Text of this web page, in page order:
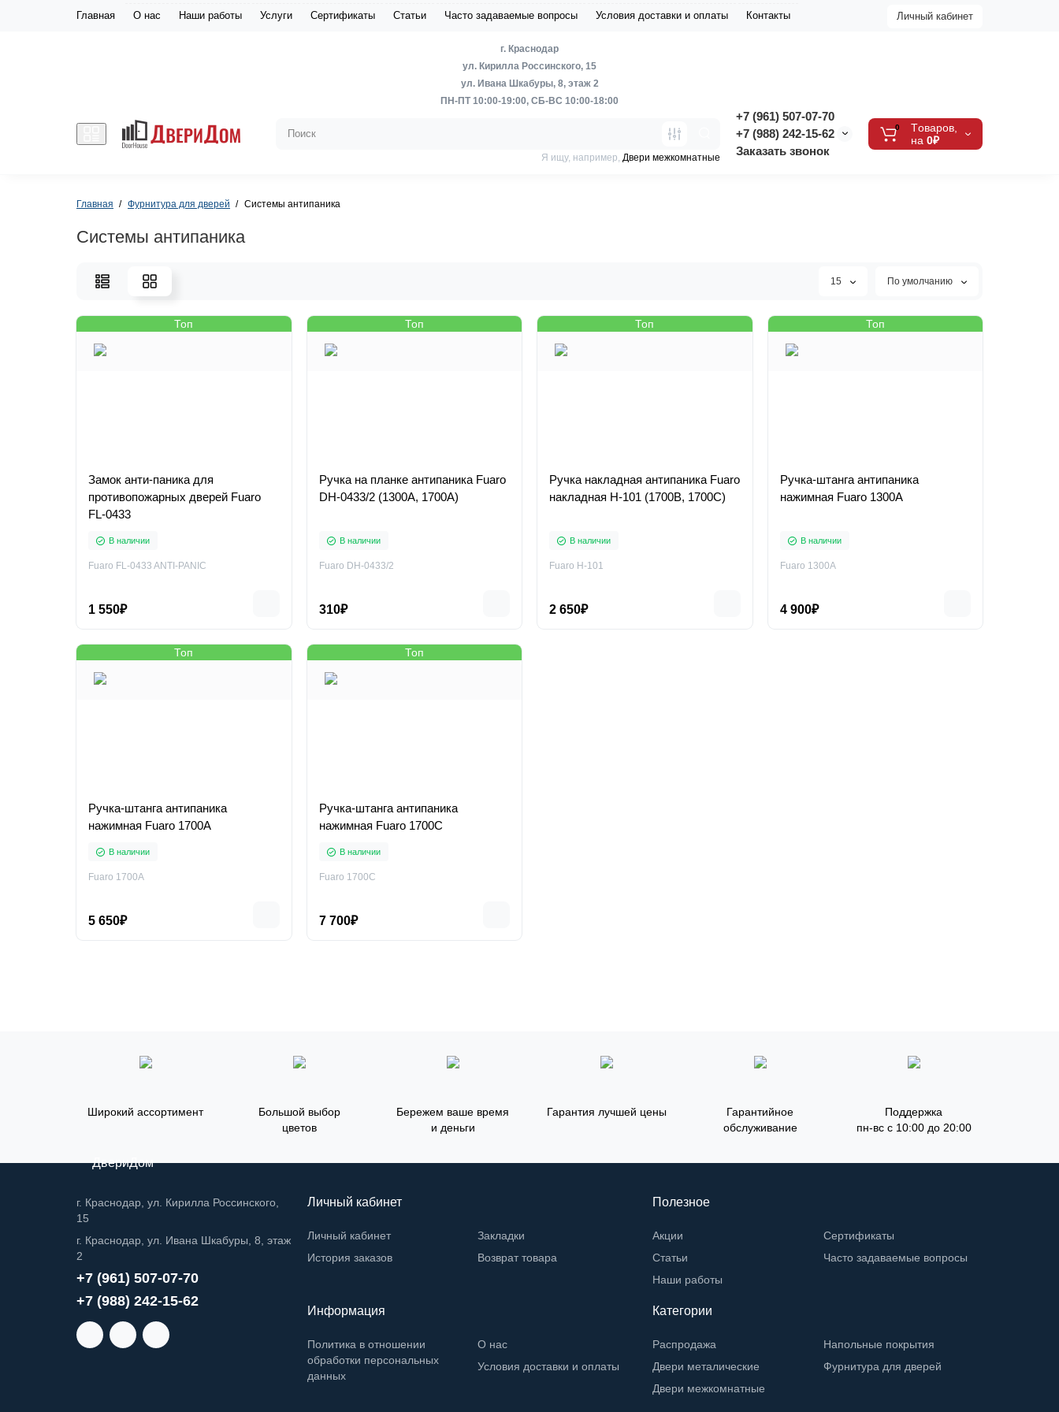
Главная О нас Наши работы Услуги Сертификаты Статьи Часто задаваемые вопросы Условия доставки и оплаты Контакты Личный кабинет
г. Краснодар
ул. Кирилла Россинского, 15
ул. Ивана Шкабуры, 8, этаж 2
ПН-ПТ 10:00-19:00, СБ-ВС 10:00-18:00
+7 (961) 507-07-70
+7 (988) 242-15-62
Заказать звонок
Я ищу, например, Двери межкомнатные
0
Tоваров,
на 0₽
Главная Фурнитура для дверей Системы антипаника
Системы антипаника
15 По умолчанию
Топ
Замок анти-паника для
противопожарных дверей Fuaro
FL-0433
В наличии
Fuaro FL-0433 ANTI-PANIC
1 550₽
Топ
Ручка на планке антипаника Fuaro
DH-0433/2 (1300А, 1700A)
В наличии
Fuaro DH-0433/2
310₽
Топ
Ручка накладная антипаника Fuaro
накладная H-101 (1700В, 1700С)
В наличии
Fuaro H-101
2 650₽
Топ
Ручка-штанга антипаника
нажимная Fuaro 1300А
В наличии
Fuaro 1300А
4 900₽
Топ
Ручка-штанга антипаника
нажимная Fuaro 1700А
В наличии
Fuaro 1700А
5 650₽
Топ
Ручка-штанга антипаника
нажимная Fuaro 1700С
В наличии
Fuaro 1700C
7 700₽
Широкий ассортимент
Большой выбор
цветов
Бережем ваше время
и деньги
Гарантия лучшей цены
Гарантийное
обслуживание
Поддержка
пн-вс с 10:00 до 20:00
ДвериДом
г. Краснодар, ул. Кирилла Россинского,
15
г. Краснодар, ул. Ивана Шкабуры, 8, этаж
2
+7 (961) 507-07-70
+7 (988) 242-15-62
Личный кабинет
Личный кабинет
История заказов
Закладки
Возврат товара
Полезное
Акции
Статьи
Наши работы
Сертификаты
Часто задаваемые вопросы
Информация
Политика в отношении
обработки персональных
данных
О нас
Условия доставки и оплаты
Категории
Распродажа
Двери металические
Двери межкомнатные
Напольные покрытия
Фурнитура для дверей